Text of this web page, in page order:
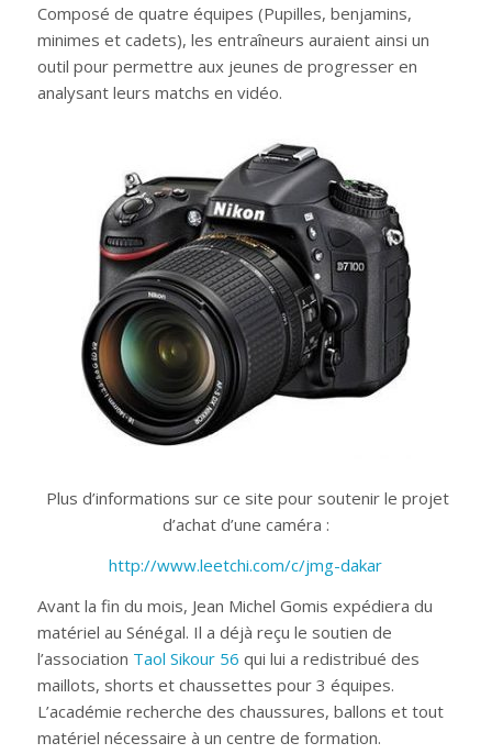
Composé de quatre équipes (Pupilles, benjamins,
minimes et cadets), les entraîneurs auraient ainsi un
outil pour permettre aux jeunes de progresser en
analysant leurs matchs en vidéo.
Plus d’informations sur ce site pour soutenir le projet
d’achat d’une caméra :
http://www.leetchi.com/c/jmg-dakar
Avant la fin du mois, Jean Michel Gomis expédiera du
matériel au Sénégal. Il a déjà reçu le soutien de
l’association Taol Sikour 56 qui lui a redistribué des
maillots, shorts et chaussettes pour 3 équipes.
L’académie recherche des chaussures, ballons et tout
matériel nécessaire à un centre de formation.